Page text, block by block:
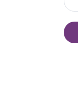
Эл. почта: